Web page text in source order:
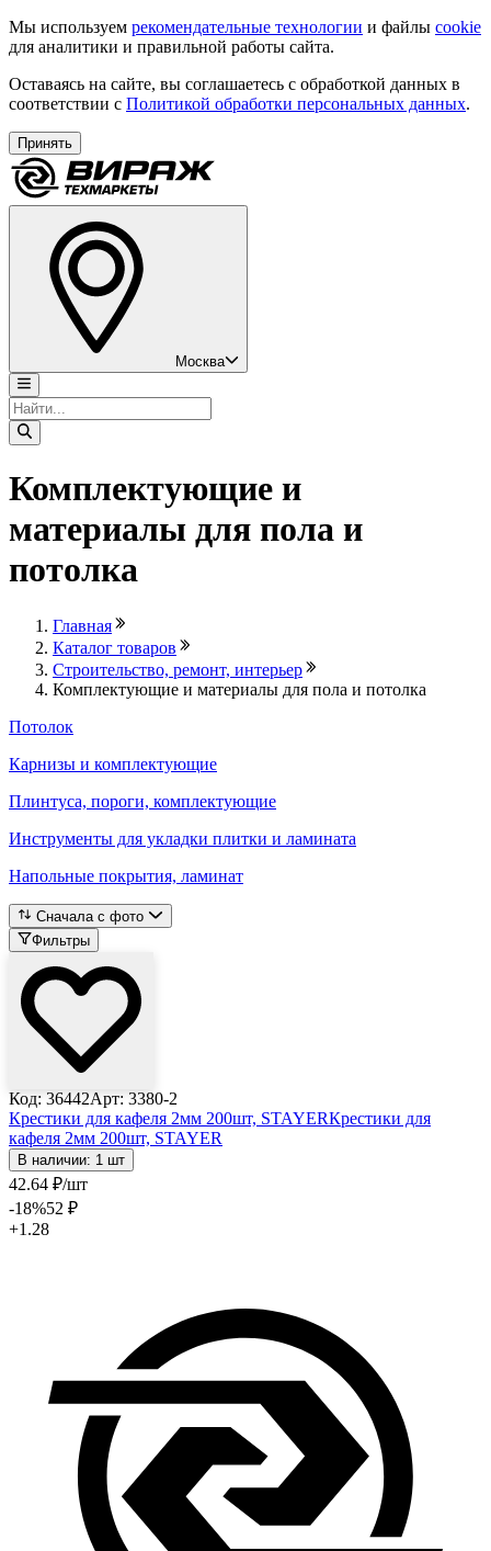
Мы используем рекомендательные технологии и файлы cookie
для аналитики и правильной работы сайта.
Оставаясь на сайте, вы соглашаетесь с обработкой данных в
соответствии с Политикой обработки персональных данных.
Принять
Москва
Комплектующие и
материалы для пола и
потолка
Главная
Каталог товаров
Строительство, ремонт, интерьер
Комплектующие и материалы для пола и потолка
Потолок
Карнизы и комплектующие
Плинтуса, пороги, комплектующие
Инструменты для укладки плитки и ламината
Напольные покрытия, ламинат
Сначала с фото
Фильтры
Код: 36442Арт: 3380-2
Крестики для кафеля 2мм 200шт, STAYERКрестики для
кафеля 2мм 200шт, STAYER
В наличии: 1 шт
42.64 ₽/шт
-18%52 ₽
+1.28